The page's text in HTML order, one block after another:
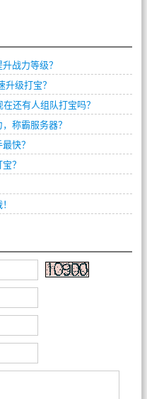
战力等级？
级打宝？
还有人组队打宝吗？
称霸服务器？
快？
？